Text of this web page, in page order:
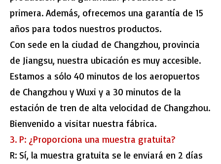
primera. Además, ofrecemos una garantía de 15
años para todos nuestros productos.
Con sede en la ciudad de Changzhou, provincia
de Jiangsu, nuestra ubicación es muy accesible.
Estamos a sólo 40 minutos de los aeropuertos
de Changzhou y Wuxi y a 30 minutos de la
estación de tren de alta velocidad de Changzhou.
Bienvenido a visitar nuestra fábrica.
3. P: ¿Proporciona una muestra gratuita?
R: Sí, la muestra gratuita se le enviará en 2 días